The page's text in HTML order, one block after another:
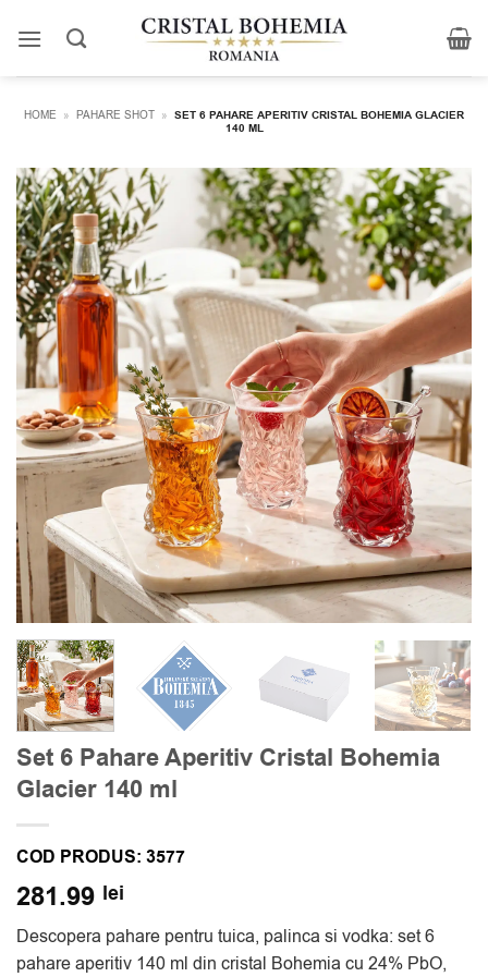
HOME » PAHARE SHOT » SET 6 PAHARE APERITIV CRISTAL BOHEMIA GLACIER
140 ML
Set 6 Pahare Aperitiv Cristal Bohemia
Glacier 140 ml
COD PRODUS: 3577
281.99 lei
Descopera pahare pentru tuica, palinca si vodka: set 6
pahare aperitiv 140 ml din cristal Bohemia cu 24% PbO,